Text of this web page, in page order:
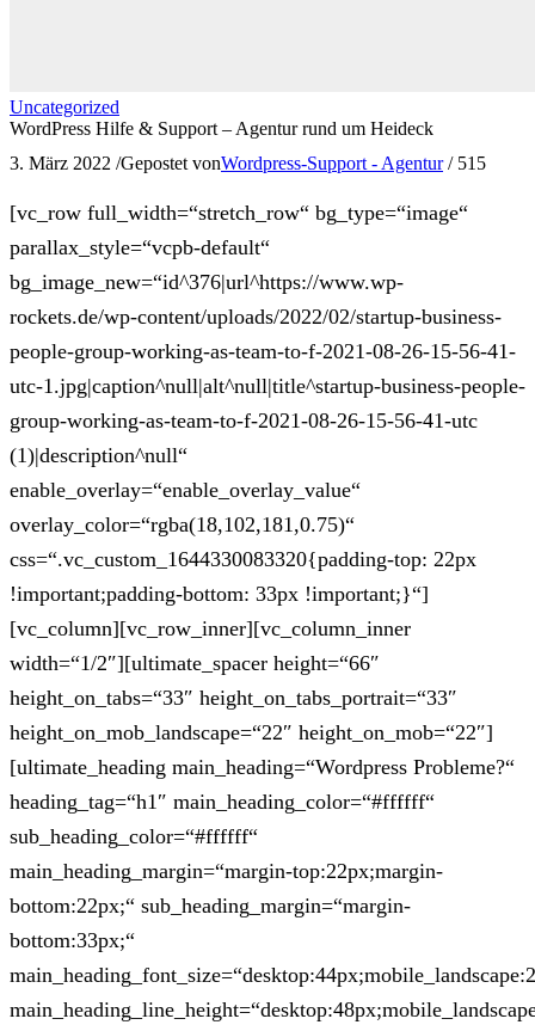
Uncategorized
WordPress Hilfe & Support – Agentur rund um Heideck
3. März 2022 /Gepostet vonWordpress-Support - Agentur / 515
[vc_row full_width=“stretch_row“ bg_type=“image“
parallax_style=“vcpb-default“
bg_image_new=“id^376|url^https://www.wp-
rockets.de/wp-content/uploads/2022/02/startup-business-
people-group-working-as-team-to-f-2021-08-26-15-56-41-
utc-1.jpg|caption^null|alt^null|title^startup-business-people-
group-working-as-team-to-f-2021-08-26-15-56-41-utc
(1)|description^null“
enable_overlay=“enable_overlay_value“
overlay_color=“rgba(18,102,181,0.75)“
css=“.vc_custom_1644330083320{padding-top: 22px
!important;padding-bottom: 33px !important;}“]
[vc_column][vc_row_inner][vc_column_inner
width=“1/2″][ultimate_spacer height=“66″
height_on_tabs=“33″ height_on_tabs_portrait=“33″
height_on_mob_landscape=“22″ height_on_mob=“22″]
[ultimate_heading main_heading=“Wordpress Probleme?“
heading_tag=“h1″ main_heading_color=“#ffffff“
sub_heading_color=“#ffffff“
main_heading_margin=“margin-top:22px;margin-
bottom:22px;“ sub_heading_margin=“margin-
bottom:33px;“